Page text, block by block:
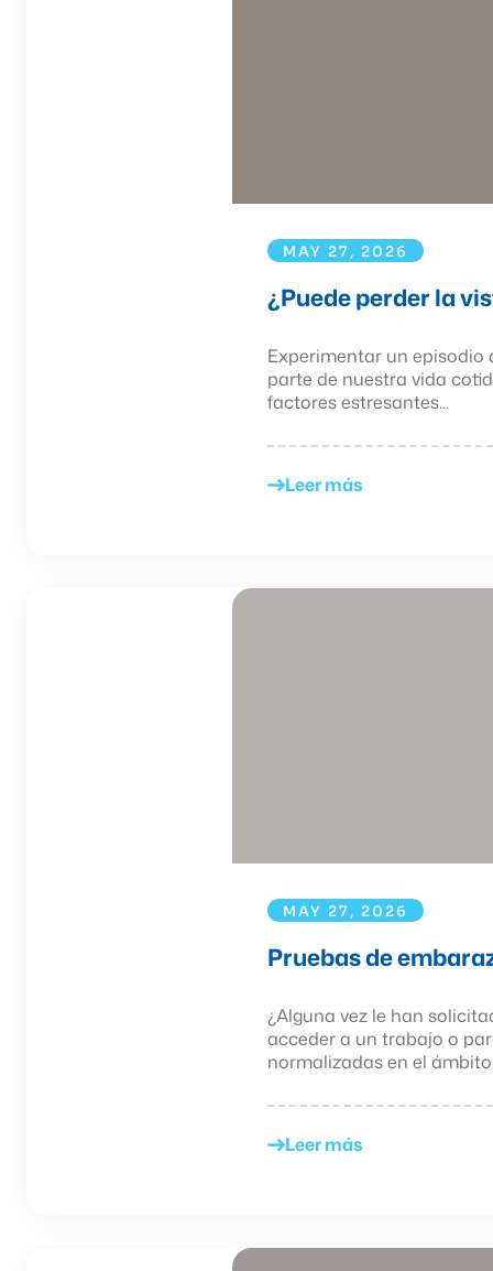
MAY 27, 2026
¿Puede perder la
Experimentar un episodio
parte de nuestra vida
factores estresantes...
Leer más
MAY 27, 2026
Pruebas de
¿Alguna vez le han
acceder a un trabajo o
normalizadas en el
Leer más